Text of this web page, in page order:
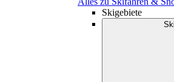
Skigebiete